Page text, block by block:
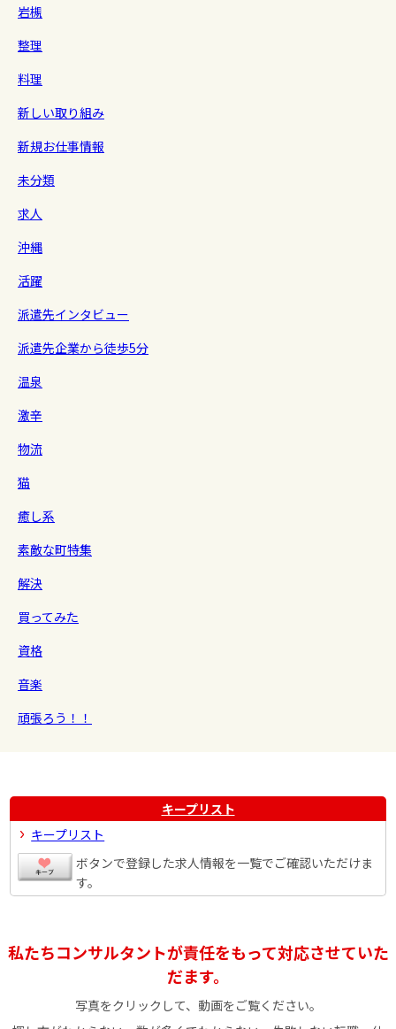
岩槻
整理
料理
新しい取り組み
新規お仕事情報
未分類
求人
沖縄
活躍
派遣先インタビュー
派遣先企業から徒歩5分
温泉
激辛
物流
猫
癒し系
素敵な町特集
解決
買ってみた
資格
音楽
頑張ろう！！
キープリスト
キープリスト
ボタンで登録した求人情報を一覧でご確認いただけま
す。
私たちコンサルタントが責任をもって対応させていた
だます。
写真をクリックして、動画をご覧ください。